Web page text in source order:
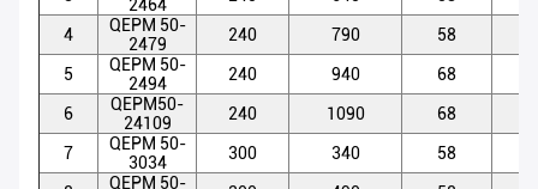
2464
4
QEPM 50-
2479
240 790 58
5
QEPM 50-
2494
240 940 68
6
QEPM50-
24109
240 1090 68
7
QEPM 50-
3034
300 340 58
QEPM 50-